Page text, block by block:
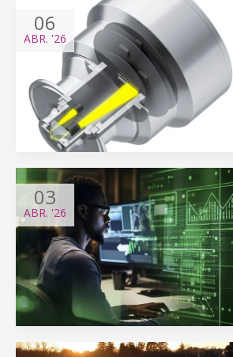
06
ABR. '26
03
ABR. '26